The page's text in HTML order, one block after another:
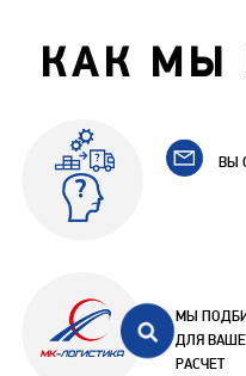
КАК МЫ
ВЫ
МЫ
ДЛЯ
РАСЧЕТ